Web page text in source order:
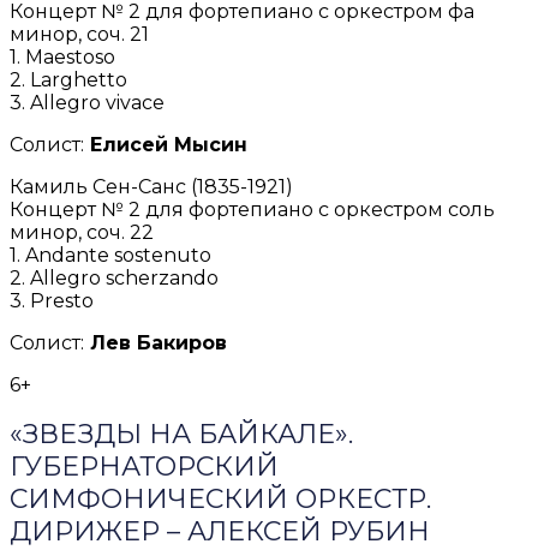
Концерт № 2 для фортепиано с оркестром фа
минор, соч. 21
1. Maestoso
2. Larghetto
3. Allegro vivace
Солист: Елисей Мысин
Камиль Сен-Санс (1835-1921)
Концерт № 2 для фортепиано с оркестром соль
минор, соч. 22
1. Andante sostenuto
2. Allegro scherzando
3. Presto
Солист: Лев Бакиров
6+
«ЗВЕЗДЫ НА БАЙКАЛЕ».
ГУБЕРНАТОРСКИЙ
СИМФОНИЧЕСКИЙ ОРКЕСТР.
ДИРИЖЕР – АЛЕКСЕЙ РУБИН